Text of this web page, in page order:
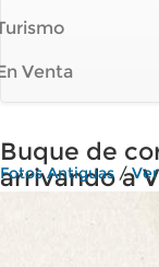
Venta
Buque de
arrivando a
Fotos Antiguas /